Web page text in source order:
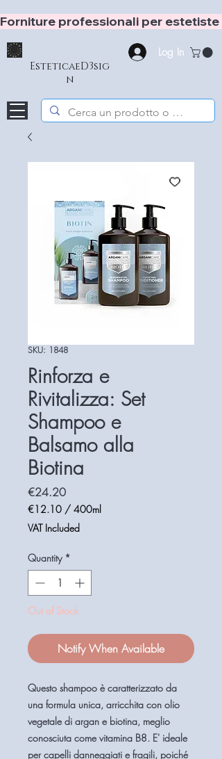
Forniture professionali per
EsteticaeD3sig
n
Log In
SKU: 1848
Rinforza e
Rivitalizza: Set
Shampoo e
Balsamo alla
Biotina
€24.20Price
€12.10 / 400ml
€12.10
per
Milliliters
VAT Included
Quantity *
Out of Stock
Notify When Available
Questo shampoo è caratterizzato da
una formula unica, arricchita con olio
vegetale di argan e biotina, meglio
conosciuta come vitamina B8. E' ideale
per capelli danneggiati e fragili, poiché